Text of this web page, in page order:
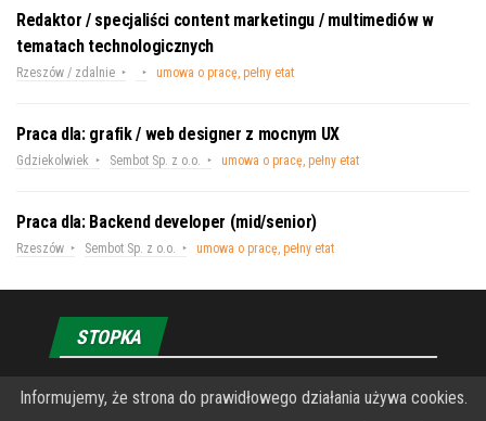
Redaktor / specjaliści content marketingu / multimediów w
tematach technologicznych
Rzeszów / zdalnie umowa o pracę, pełny etat
Praca dla: grafik / web designer z mocnym UX
Gdziekolwiek Sembot Sp. z o.o. umowa o pracę, pełny etat
Praca dla: Backend developer (mid/senior)
Rzeszów Sembot Sp. z o.o. umowa o pracę, pełny etat
STOPKA
O Fundacji PRZEkarpacie
Informujemy, że strona do prawidłowego działania używa cookies.